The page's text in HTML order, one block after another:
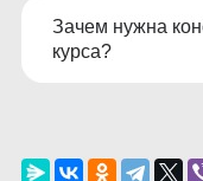
Зачем нужна
курса?